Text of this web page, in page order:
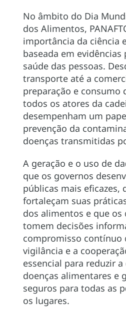
No âmbito do Dia
dos Alimentos,
importância da ciência
baseada em
saúde das pessoas.
transporte até a
preparação e consumo
todos os atores da
desempenham um
prevenção da
doenças transmitidas
A geração e o uso de
que os governos
públicas mais eficazes,
fortaleçam suas
dos alimentos e que os
tomem decisões
compromisso contínuo
vigilância e a
essencial para reduzir a
doenças alimentares e
seguros para todas as
os lugares.